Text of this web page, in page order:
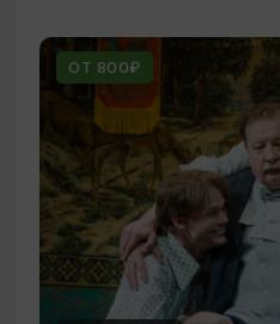
ОТ 800₽